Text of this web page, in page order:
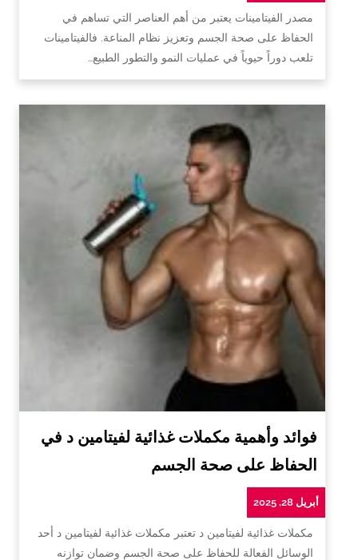
مصدر الفيتامينات يعتبر من أهم العناصر التي تساهم في
الحفاظ على صحة الجسم وتعزيز نظام المناعة. فالفيتامينات
تلعب دوراً حيوياً في عمليات النمو والتطور الطبيع…
فوائد وأهمية مكملات غذائية لفيتامين د في
الحفاظ على صحة الجسم
أبريل 28, 2025
مكملات غذائية لفيتامين د تعتبر مكملات غذائية لفيتامين د أحد
الوسائل الفعالة للحفاظ على صحة الجسم وضمان توازنه